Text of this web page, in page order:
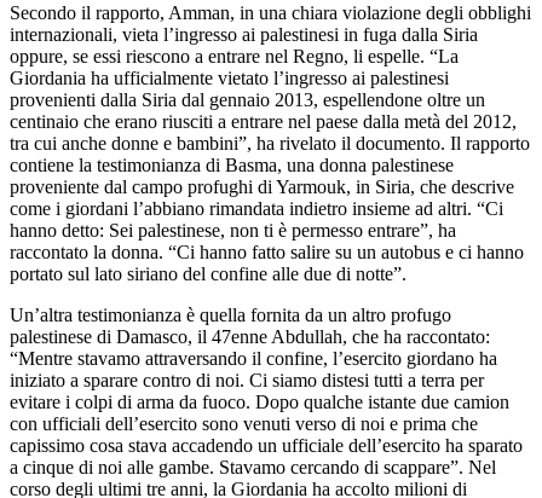
Secondo il rapporto, Amman, in una chiara violazione degli obblighi
internazionali, vieta l’ingresso ai palestinesi in fuga dalla Siria
oppure, se essi riescono a entrare nel Regno, li espelle. “La
Giordania ha ufficialmente vietato l’ingresso ai palestinesi
provenienti dalla Siria dal gennaio 2013, espellendone oltre un
centinaio che erano riusciti a entrare nel paese dalla metà del 2012,
tra cui anche donne e bambini”, ha rivelato il documento. Il rapporto
contiene la testimonianza di Basma, una donna palestinese
proveniente dal campo profughi di Yarmouk, in Siria, che descrive
come i giordani l’abbiano rimandata indietro insieme ad altri. “Ci
hanno detto: Sei palestinese, non ti è permesso entrare”, ha
raccontato la donna. “Ci hanno fatto salire su un autobus e ci hanno
portato sul lato siriano del confine alle due di notte”.
Un’altra testimonianza è quella fornita da un altro profugo
palestinese di Damasco, il 47enne Abdullah, che ha raccontato:
“Mentre stavamo attraversando il confine, l’esercito giordano ha
iniziato a sparare contro di noi. Ci siamo distesi tutti a terra per
evitare i colpi di arma da fuoco. Dopo qualche istante due camion
con ufficiali dell’esercito sono venuti verso di noi e prima che
capissimo cosa stava accadendo un ufficiale dell’esercito ha sparato
a cinque di noi alle gambe. Stavamo cercando di scappare”. Nel
corso degli ultimi tre anni, la Giordania ha accolto milioni di